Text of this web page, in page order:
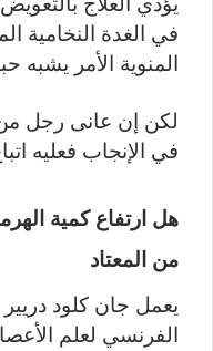
في الغدة النخامية
المنوية الأمر يشبه
لكن إن عانى رجل
في الإنجاب فعليه
هل ارتفاع كمية
من المعتاد
يعمل جان كلود
الفرنسي لعلم